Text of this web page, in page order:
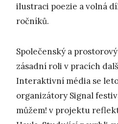
ilustraci poezie a volná
ročníků.
Společenský a
zásadní roli v pracích
Interaktivní média se
organizátory Signal
můžem! v projektu